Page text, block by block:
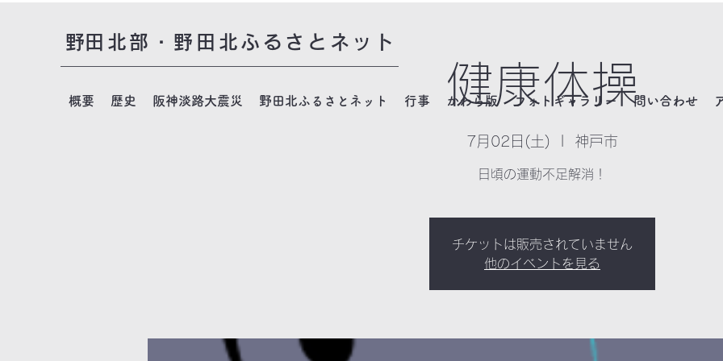
​野田北部・野田北ふるさとネット
概要 歴史 阪神淡路大震災 野田北ふるさとネット 行事 かわら版 フォトギャラリー 問い合わせ
健康体操
7月02日(土) 神戸市
日頃の運動不足解消！
チケットは販売されていません
他のイベントを見る